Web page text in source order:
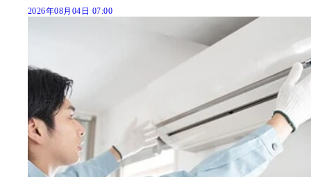
2026年08月04日 07:00